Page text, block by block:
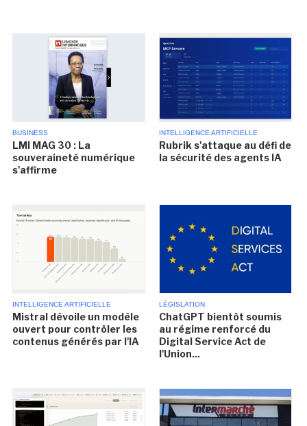
BUSINESS
LMI MAG 30 : La
souveraineté numérique
s'affirme
INTELLIGENCE ARTIFICIELLE
Rubrik s'attaque au défi de
la sécurité des agents IA
INTELLIGENCE ARTIFICIELLE
Mistral dévoile un modèle
ouvert pour contrôler les
contenus générés par l'IA
LÉGISLATION
ChatGPT bientôt soumis
au régime renforcé du
Digital Service Act de
l'Union...